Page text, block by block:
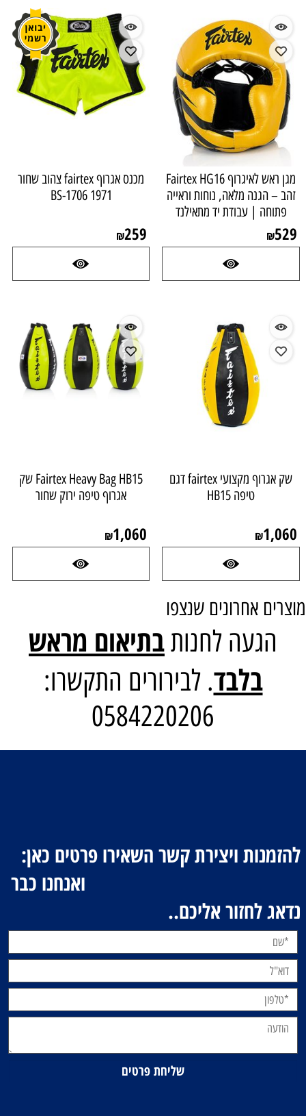
מגן ראש לאיגרוף Fairtex HG16
זהב – הגנה מלאה, נוחות וראייה
פתוחה | עבודת יד מתאילנד
₪529
מכנס אגרוף fairtex צהוב שחור
1971 BS-1706
₪259
שק אגרוף מקצועי fairtex דגם
טיפה HB15
₪1,060
Fairtex Heavy Bag HB15 שק
אגרוף טיפה ירוק שחור
₪1,060
מוצרים אחרונים שנצפו
הגעה לחנותבתיאום מראש
בלבד. לבירורים התקשרו:
0584220206
להזמנות ויצירת קשר השאירו פרטים כאן:
ואנחנו כבר
נדאג לחזור אליכם..